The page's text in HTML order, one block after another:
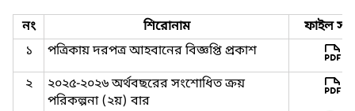
নং শিরোনাম
ফাইল
১
পত্রিকায় দরপত্র আহবানের বিজ্ঞপ্তি প্রকাশ
২
২০২৫-২০২৬ অর্থবছরের সংশোধিত ক্রয়
পরিকল্পনা (২য়) বার